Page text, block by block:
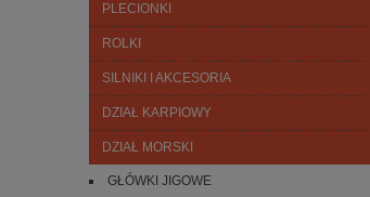
PLECIONKI
ROLKI
SILNIKI I AKCESORIA
DZIAŁ KARPIOWY
DZIAŁ MORSKI
GŁÓWKI JIGOWE